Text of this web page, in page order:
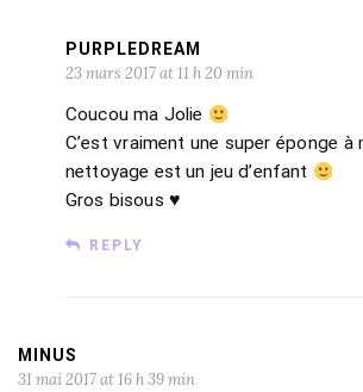
PURPLEDREAM
23 mars 2017 at 11 h 20 min
Coucou ma Jolie
C’est vraiment une super éponge à
nettoyage est un jeu d’enfant
Gros bisous ♥
REPLY
MINUS
31 mai 2017 at 16 h 39 min